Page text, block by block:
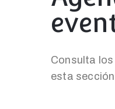
Consulta
esta